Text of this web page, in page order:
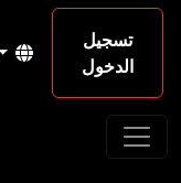
تسجيل
الدخول